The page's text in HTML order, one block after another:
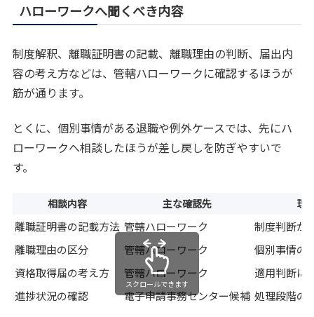
ハローワークへ聞くべき内容
制度解釈、離職証明書の記載、離職理由の判断、届出内
容の考え方などは、管轄ハローワークに確認するほうが
筋が通ります。
とくに、個別事情がある退職や例外ケースでは、先にハ
ローワークへ相談したほうが差し戻しを防ぎやすいで
す。
相談内容 主な確認先 理
離職証明書の記載方法 管轄ハローワーク
制度判断が
離職理由の区分
管轄ハローワーク
個別事情の
資格取得届の考え方
管轄ハローワーク
適用判断に
進捗状況の確認
電子申請事務センター候補 処理段階の
スクロールできます